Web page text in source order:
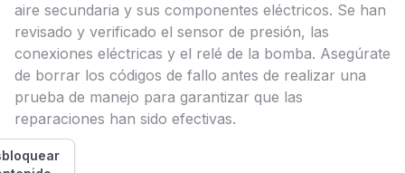
aire secundaria y sus componentes eléctricos. Se han
revisado y verificado el sensor de presión, las
conexiones eléctricas y el relé de la bomba. Asegúrate
de borrar los códigos de fallo antes de realizar una
prueba de manejo para garantizar que las
reparaciones han sido efectivas.